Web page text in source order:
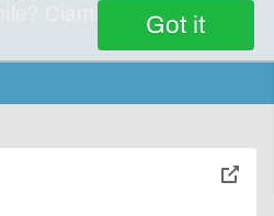
Got it
Ciamar a chanas
toggle